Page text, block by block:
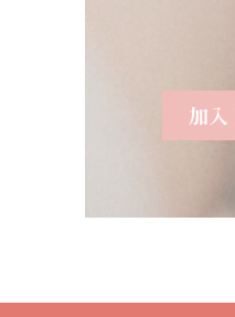
加